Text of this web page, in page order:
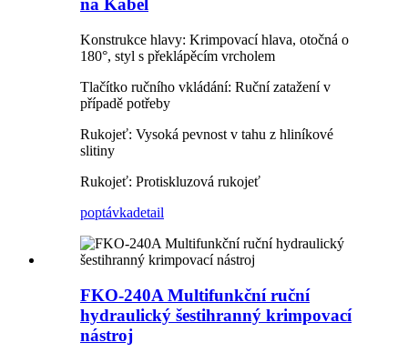
na Kabel
Konstrukce hlavy: Krimpovací hlava, otočná o
180°, styl s překlápěcím vrcholem
Tlačítko ručního vkládání: Ruční zatažení v
případě potřeby
Rukojeť: Vysoká pevnost v tahu z hliníkové
slitiny
Rukojeť: Protiskluzová rukojeť
poptávkadetail
FKO-240A Multifunkční ruční
hydraulický šestihranný krimpovací
nástroj